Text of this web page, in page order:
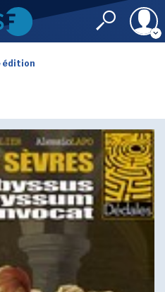
Mot de passe
Rester
CONNEXION
J'ai oublié mon
Toujours pas
2025
édition